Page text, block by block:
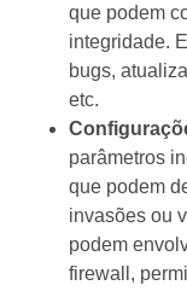
que podem
integridade.
bugs,
etc.
parâmetros
que podem
invasões ou
podem
firewall,